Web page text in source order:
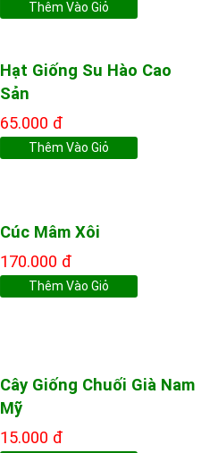
Thêm Vào Giỏ
Hạt Giống Su Hào Cao
Sản
65.000 đ
Thêm Vào Giỏ
Cúc Mâm Xôi
170.000 đ
Thêm Vào Giỏ
Cây Giống Chuối Già Nam
Mỹ
15.000 đ